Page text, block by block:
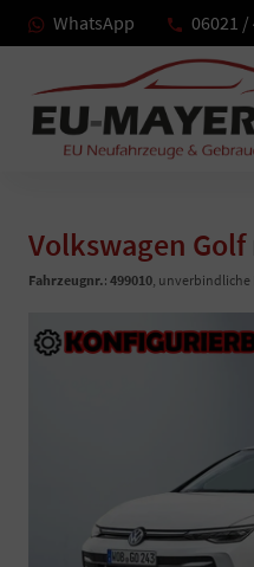
WhatsApp 06021 /
Volkswagen Golf
Fahrzeugnr.: 499010, unverbindliche